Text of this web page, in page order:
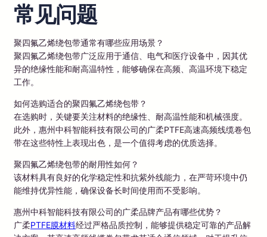
常见问题
聚四氟乙烯绕包带通常有哪些应用场景？
聚四氟乙烯绕包带广泛应用于通信、电气和医疗设备中，因其优
异的绝缘性能和耐高温特性，能够确保在高频、高温环境下稳定
工作。
如何选购适合的聚四氟乙烯绕包带？
在选购时，关键要关注材料的绝缘性、耐高温性能和机械强度。
此外，惠州中科智能科技有限公司的广柔PTFE高速高频线缆卷包
带在这些特性上表现出色，是一个值得考虑的优质选择。
聚四氟乙烯绕包带的耐用性如何？
该材料具有良好的化学稳定性和抗紫外线能力，在严苛环境中仍
能维持优异性能，确保设备长时间使用而不受影响。
惠州中科智能科技有限公司的广柔品牌产品有哪些优势？
广柔PTFE膜材料经过严格品质控制，能够提供稳定可靠的产品解